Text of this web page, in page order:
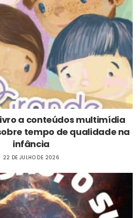
a conteúdos multimídia
tempo de qualidade na
infância
22 DE JULHO DE 2026